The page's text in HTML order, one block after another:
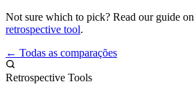
Not sure which to pick? Read our guide on
retrospective tool.
← Todas as comparações
Retrospective Tools